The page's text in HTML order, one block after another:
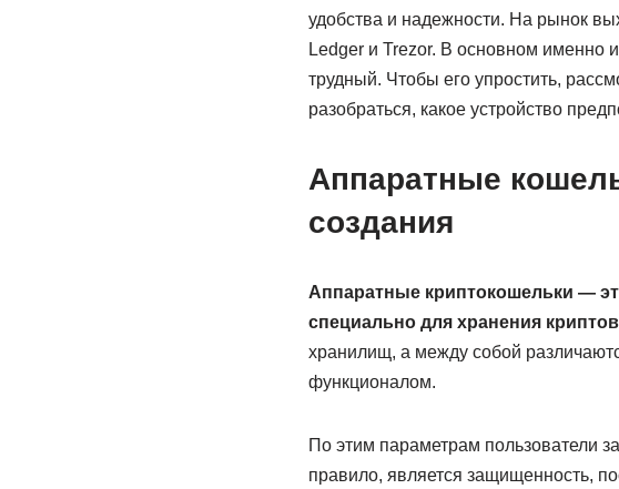
удобства и надежности. На рынок
Ledger и Trezor. В основном именно
трудный. Чтобы его упростить,
разобраться, какое устройство
Аппаратные
создания
Аппаратные криптокошельки —
специально для хранения
хранилищ, а между собой
функционалом.
По этим параметрам пользователи
правило, является защищенность,